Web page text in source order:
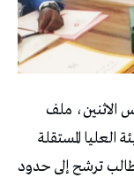
الاثنين، ملف
العليا المستقلة
وبهذا تلقت هيئة الانتخابات 6 مطالب ترشح إلى حدود